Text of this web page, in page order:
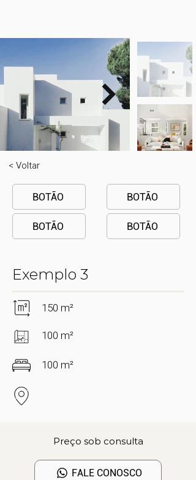
< Voltar
BOTÃO
BOTÃO
BOTÃO
BOTÃO
Exemplo 3
150 m²
100 m²
100 m²
Preço sob consulta
FALE CONOSCO